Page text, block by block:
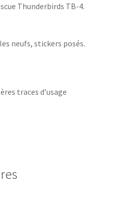
Thunderbirds TB-4.
neufs, stickers posés.
traces d’usage